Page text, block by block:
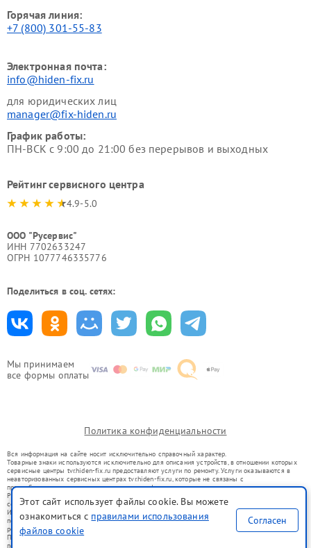
Мы принимаем
все формы оплаты
Горячая линия:
+7 (800) 301-55-83
Электронная почта:
info@hiden-fix.ru
для юридических лиц
manager@fix-hiden.ru
График работы:
ПН-ВСК с 9:00 до 21:00 без перерывов и выходных
Рейтинг сервисного центра
4.9-5.0
ООО "Русервис"
ИНН 7702633247
ОГРН 1077746335776
Поделиться в соц. сетях:
Политика конфиденциальности
Вся информация на сайте носит исключительно справочный характер.
Товарные знаки используются исключительно для описания устройств, в отношении которых
сервисные центры tvr.hiden-fix.ru предоставляют услуги по ремонту. Услуги оказываются в
неавторизованных сервисных центрах tvr.hiden-fix.ru, которые не связаны с
правообладателями товарных знаков или их официальными представителями.
Ремонт осуществляется для устройств, уже введенных в гражданский оборот в соответствии
со статьей 1487 ГК РФ.
Использование товарных знаков не преследует цели индивидуализации услуг или введения
потребителей в заблуждение, а служит для информирования о предоставляемых услугах по
ремонту техники указанных брендов.
Представленная на сайте информация не является публичной офертой, определяемой
положениями Статьи 437(2) Гражданского кодекса РФ
Этот сайт использует файлы cookie. Вы можете
ознакомиться с правилами использования
файлов cookie
Согласен